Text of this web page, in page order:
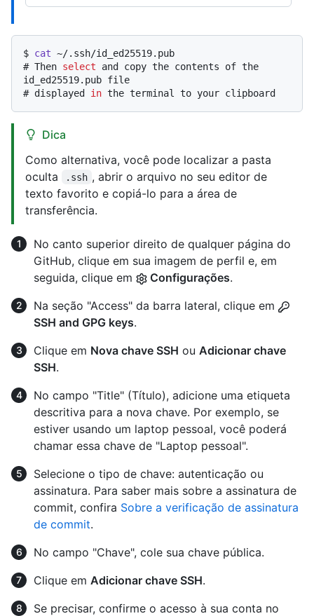
$ cat ~/.ssh/id_ed25519.pub
# Then select and copy the contents of the
id_ed25519.pub file
# displayed in the terminal to your clipboard
Dica
Como alternativa, você pode localizar a pasta
oculta
.ssh , abrir o arquivo no seu editor de
texto favorito e copiá-lo para a área de
transferência.
No canto superior direito de qualquer página do
GitHub, clique em sua imagem de perfil e, em
seguida, clique em
Configurações.
Na seção "Access" da barra lateral, clique em
SSH and GPG keys.
Clique em Nova chave SSH ou Adicionar chave
SSH.
No campo "Title" (Título), adicione uma etiqueta
descritiva para a nova chave. Por exemplo, se
estiver usando um laptop pessoal, você poderá
chamar essa chave de "Laptop pessoal".
Selecione o tipo de chave: autenticação ou
assinatura. Para saber mais sobre a assinatura de
commit, confira Sobre a verificação de assinatura
de commit.
No campo "Chave", cole sua chave pública.
Clique em Adicionar chave SSH.
Se precisar, confirme o acesso à sua conta no